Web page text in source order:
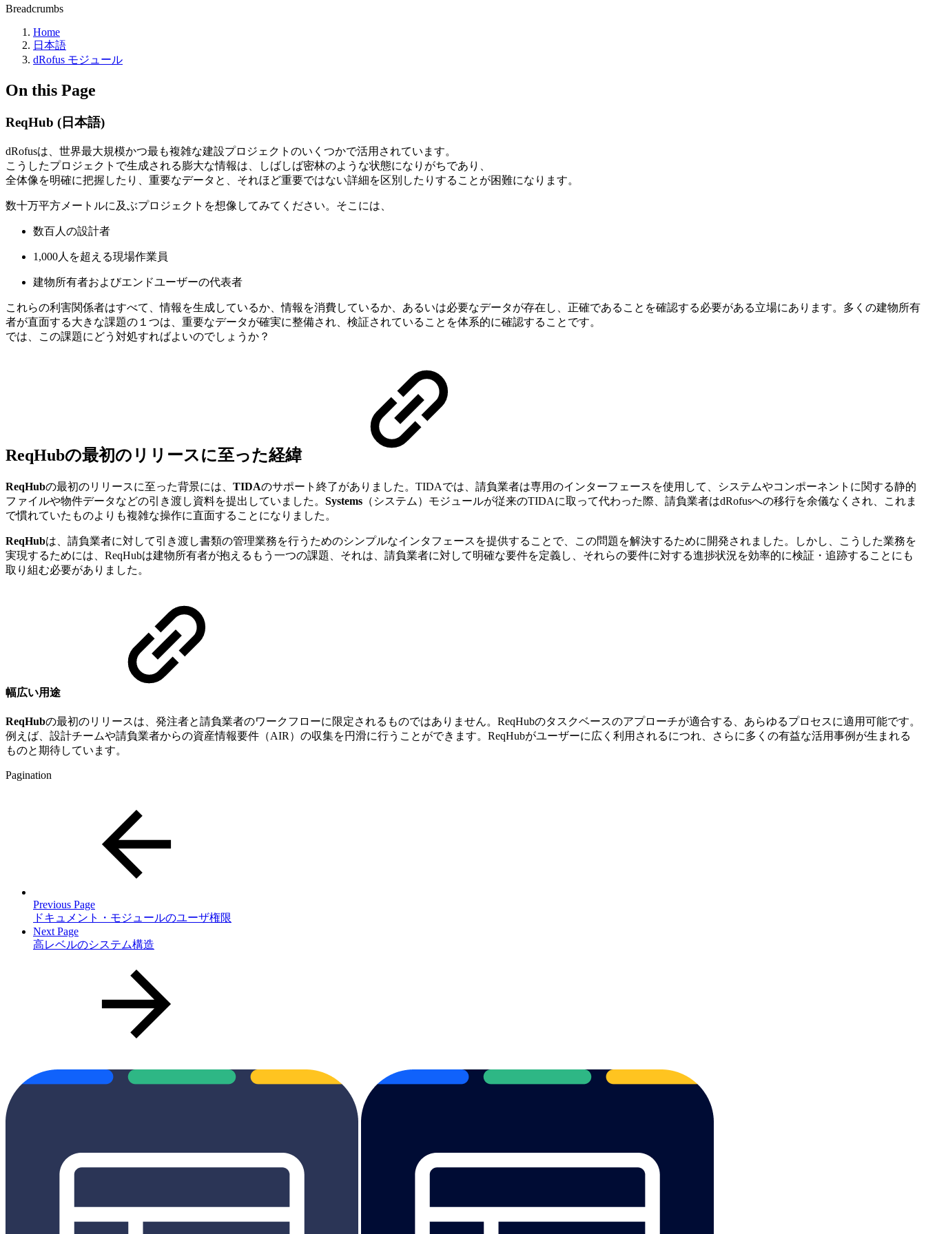
Breadcrumbs
Home
日本語
dRofus モジュール
On this Page
ReqHub (日本語)
dRofusは、世界最大規模かつ最も複雑な建設プロジェクトのいくつかで活用されています。
こうしたプロジェクトで生成される膨大な情報は、しばしば密林のような状態になりがちであり、
全体像を明確に把握したり、重要なデータと、それほど重要ではない詳細を区別したりすることが困難になります。
数十万平方メートルに及ぶプロジェクトを想像してみてください。そこには、
数百人の設計者
1,000人を超える現場作業員
建物所有者およびエンドユーザーの代表者
これらの利害関係者はすべて、情報を生成しているか、情報を消費しているか、あるいは必要なデータが存在し、正確であることを確認する必要がある立場にあります。多くの建物所有
者が直面する大きな課題の１つは、重要なデータが確実に整備され、検証されていることを体系的に確認することです。
では、この課題にどう対処すればよいのでしょうか？
ReqHubの最初のリリースに至った経緯
ReqHubの最初のリリースに至った背景には、 TIDAのサポート終了がありました。TIDAでは、請負業者は専用のインターフェースを使用して、システムやコンポーネントに関する静的
ファイルや物件データなどの引き渡し資料を提出していました。 Systems （システム）モジュールが従来のTIDAに取って代わった際、請負業者はdRofusへの移行を余儀なくされ、これま
で慣れていたものよりも複雑な操作に直面することになりました。
ReqHubは、請負業者に対して引き渡し書類の管理業務を行うためのシンプルなインタフェースを提供することで、この問題を解決するために開発されました。しかし、こうした業務を
実現するためには、ReqHubは建物所有者が抱えるもう一つの課題、それは、請負業者に対して明確な要件を定義し、それらの要件に対する進捗状況を効率的に検証・追跡することにも
取り組む必要がありました。
幅広い用途
ReqHubの最初のリリースは、発注者と請負業者のワークフローに限定されるものではありません。ReqHubのタスクベースのアプローチが適合する、あらゆるプロセスに適用可能です。
例えば、設計チームや請負業者からの資産情報要件（AIR）の収集を円滑に行うことができます。ReqHubがユーザーに広く利用されるにつれ、さらに多くの有益な活用事例が生まれる
ものと期待しています。
Pagination
Previous Page
ドキュメント・モジュールのユーザ権限
Next Page
高レベルのシステム構造